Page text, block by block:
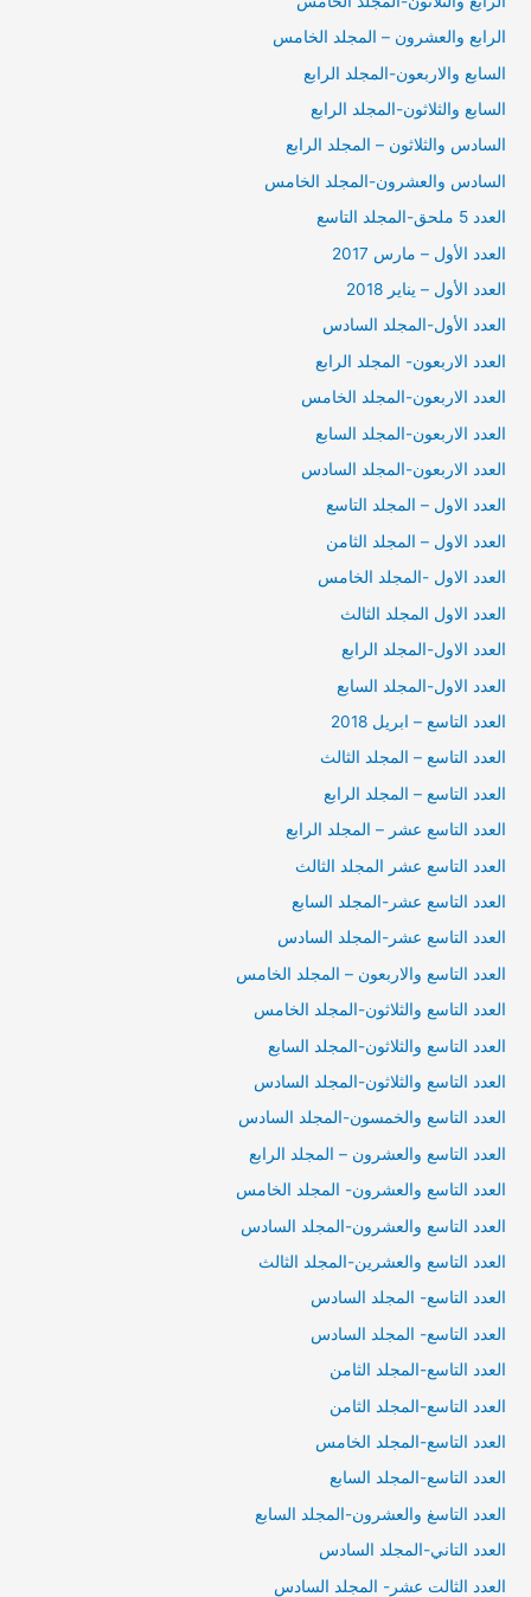
الرابع والعشرون – المجلد الخامس
السابع والاربعون-المجلد الرابع
السابع والثلاثون-المجلد الرابع
السادس والثلاثون – المجلد الرابع
السادس والعشرون-المجلد الخامس
العدد 5 ملحق-المجلد التاسع
العدد الأول – مارس 2017
العدد الأول – يناير 2018
العدد الأول-المجلد السادس
العدد الاربعون- المجلد الرابع
العدد الاربعون-المجلد الخامس
العدد الاربعون-المجلد السابع
العدد الاربعون-المجلد السادس
العدد الاول – المجلد التاسع
العدد الاول – المجلد الثامن
العدد الاول -المجلد الخامس
العدد الاول المجلد الثالث
العدد الاول-المجلد الرابع
العدد الاول-المجلد السابع
العدد التاسع – ابريل 2018
العدد التاسع – المجلد الثالث
العدد التاسع – المجلد الرابع
العدد التاسع عشر – المجلد الرابع
العدد التاسع عشر المجلد الثالث
العدد التاسع عشر-المجلد السابع
العدد التاسع عشر-المجلد السادس
العدد التاسع والاربعون – المجلد الخامس
العدد التاسع والثلاثون-المجلد الخامس
العدد التاسع والثلاثون-المجلد السابع
العدد التاسع والثلاثون-المجلد السادس
العدد التاسع والخمسون-المجلد السادس
العدد التاسع والعشرون – المجلد الرابع
العدد التاسع والعشرون- المجلد الخامس
العدد التاسع والعشرون-المجلد السادس
العدد التاسع والعشرين-المجلد الثالث
العدد التاسع- المجلد السادس
العدد التاسع- المجلد السادس
العدد التاسع-المجلد الثامن
العدد التاسع-المجلد الثامن
العدد التاسع-المجلد الخامس
العدد التاسع-المجلد السابع
العدد التاسغ والعشرون-المجلد السابع
العدد التاني-المجلد السادس
العدد الثالت عشر- المجلد السادس